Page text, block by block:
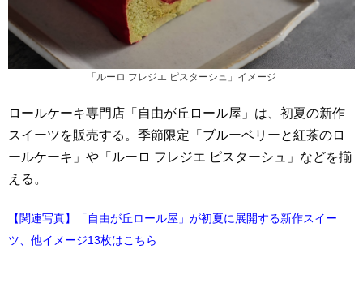
「ルーロ フレジエ ピスターシュ」イメージ
ロールケーキ専門店「自由が丘ロール屋」は、初夏の新作
スイーツを販売する。季節限定「ブルーベリーと紅茶のロ
ールケーキ」や「ルーロ フレジエ ピスターシュ」などを揃
える。
【関連写真】「自由が丘ロール屋」が初夏に展開する新作スイー
ツ、他イメージ13枚はこちら